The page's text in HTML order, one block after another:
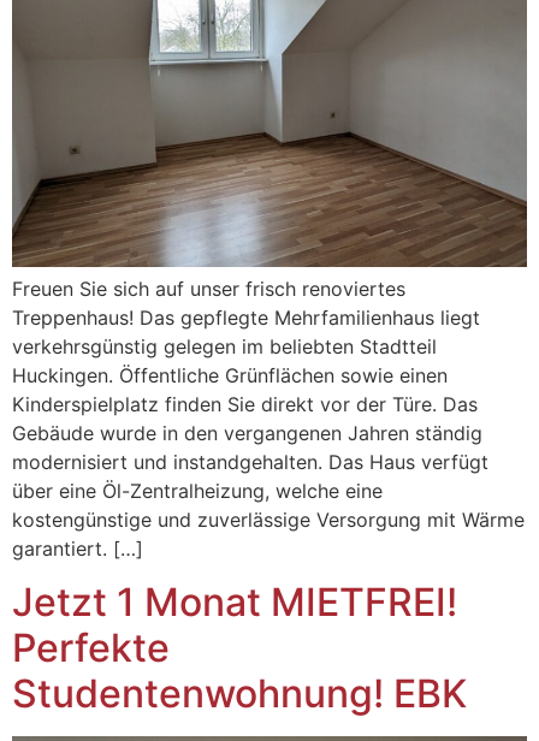
Freuen Sie sich auf unser frisch renoviertes
Treppenhaus! Das gepflegte Mehrfamilienhaus liegt
verkehrsgünstig gelegen im beliebten Stadtteil
Huckingen. Öffentliche Grünflächen sowie einen
Kinderspielplatz finden Sie direkt vor der Türe. Das
Gebäude wurde in den vergangenen Jahren ständig
modernisiert und instandgehalten. Das Haus verfügt
über eine Öl-Zentralheizung, welche eine
kostengünstige und zuverlässige Versorgung mit Wärme
garantiert. […]
Jetzt 1 Monat MIETFREI!
Perfekte
Studentenwohnung! EBK